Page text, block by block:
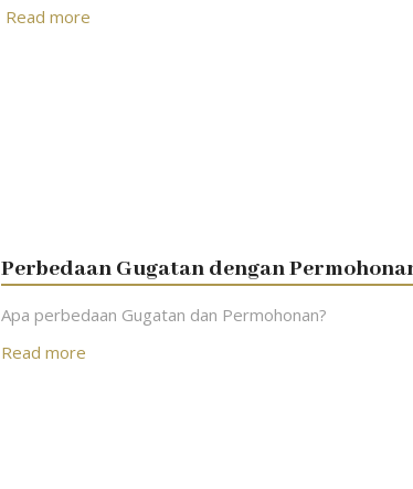
Read more
Perbedaan Gugatan dengan
Apa perbedaan Gugatan dan Permohonan?
Read more